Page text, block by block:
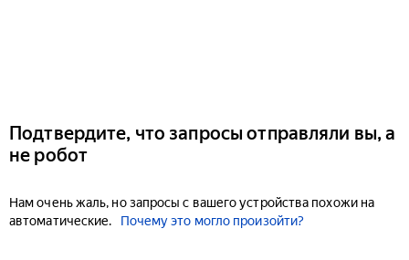
Подтвердите, что запросы отправляли вы, а
не робот
Нам очень жаль, но запросы с вашего устройства похожи на
автоматические.
Почему это могло произойти?